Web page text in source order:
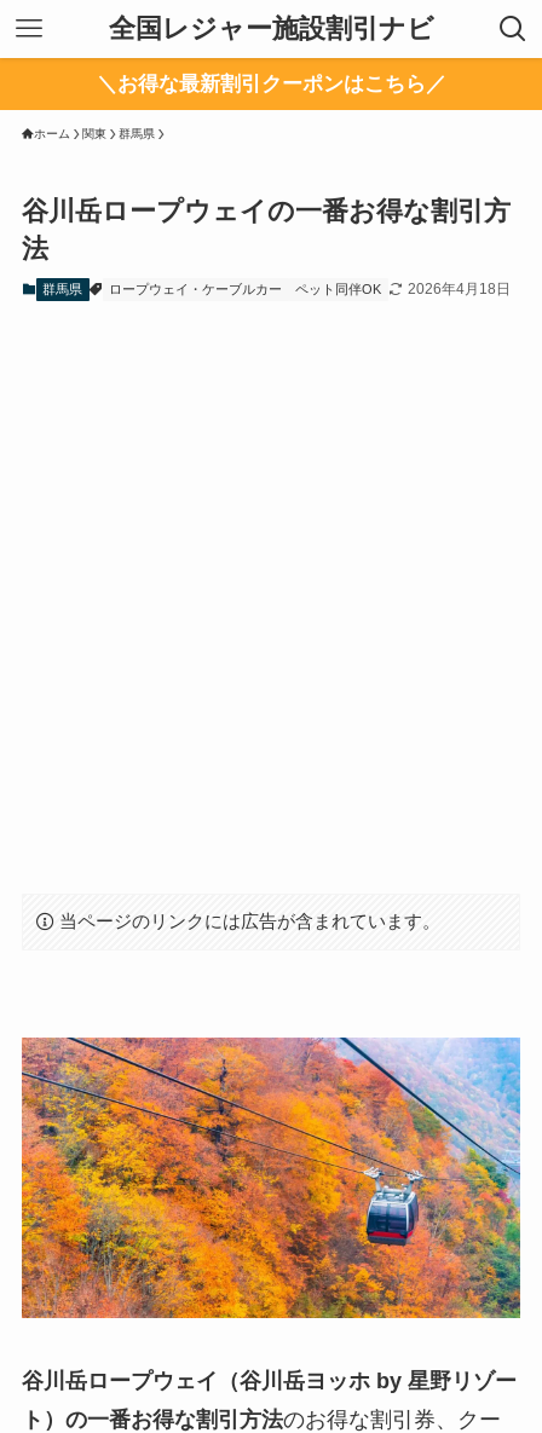
全国レジャー施設割引ナビ
＼お得な最新割引クーポンはこちら／
ホーム 関東 群馬県
谷川岳ロープウェイの一番お得な割引方
法
群馬県 ロープウェイ・ケーブルカー ペット同伴OK 2026年4月18日
当ページのリンクには広告が含まれています。
谷川岳ロープウェイ（谷川岳ヨッホ by 星野リゾー
ト）の一番お得な割引方法のお得な割引券、クー